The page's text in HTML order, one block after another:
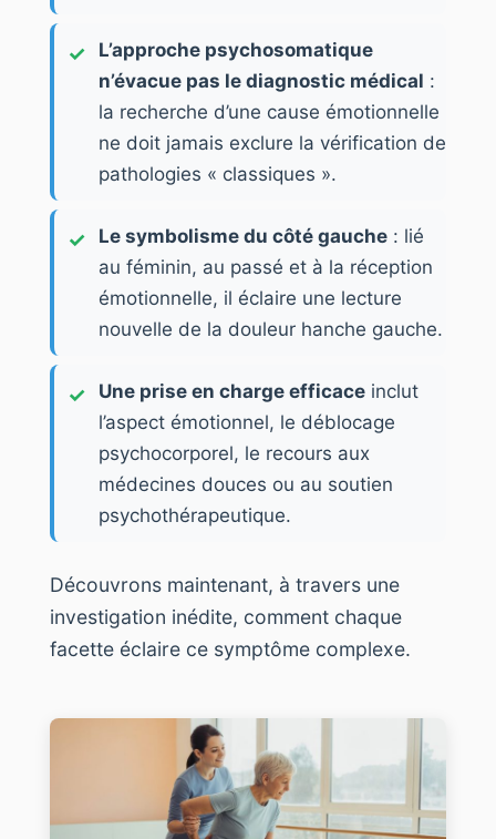
L’approche psychosomatique
n’évacue pas le diagnostic médical :
la recherche d’une cause émotionnelle
ne doit jamais exclure la vérification de
pathologies « classiques ».
Le symbolisme du côté gauche : lié
au féminin, au passé et à la réception
émotionnelle, il éclaire une lecture
nouvelle de la douleur hanche gauche.
Une prise en charge efficace inclut
l’aspect émotionnel, le déblocage
psychocorporel, le recours aux
médecines douces ou au soutien
psychothérapeutique.
Découvrons maintenant, à travers une
investigation inédite, comment chaque
facette éclaire ce symptôme complexe.